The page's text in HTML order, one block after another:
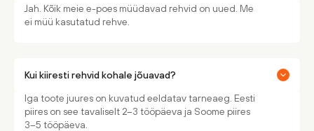
Jah. Kõik meie e-poes müüdavad rehvid on uued. Me
ei müü kasutatud rehve.
Kui kiiresti rehvid kohale jõuavad?
Iga toote juures on kuvatud eeldatav tarneaeg. Eesti
piires on see tavaliselt 2–3 tööpäeva ja Soome piires
3–5 tööpäeva.